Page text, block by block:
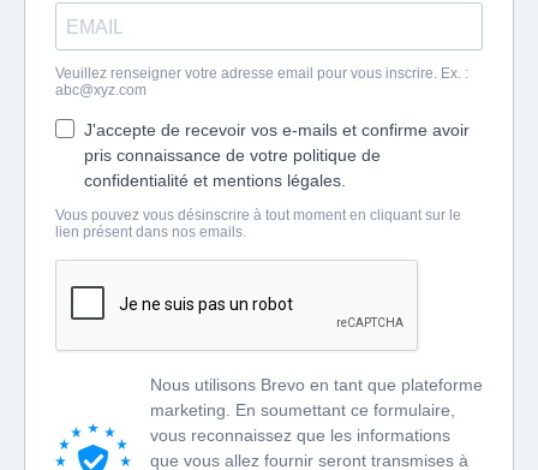
Veuillez renseigner votre adresse email pour vous inscrire. Ex. :
abc@xyz.com
J'accepte de recevoir vos e-mails et confirme avoir
pris connaissance de votre politique de
confidentialité et mentions légales.
Vous pouvez vous désinscrire à tout moment en cliquant sur le
lien présent dans nos emails.
Nous utilisons Brevo en tant que plateforme
marketing. En soumettant ce formulaire,
vous reconnaissez que les informations
que vous allez fournir seront transmises à